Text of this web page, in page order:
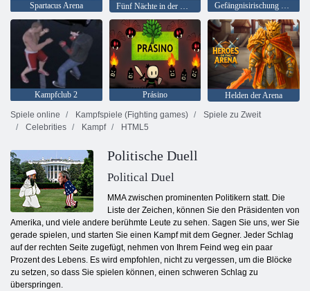
Spartacus Arena Fünf Nächte in der Old Toy Factory 2020 Gefängnisirischung 2020
Kampfclub 2 Prásino
Helden der Arena
Spiele online
Kampfspiele (Fighting games)
Spiele zu Zweit
Celebrities
Kampf HTML5
Politische Duell
Political Duel
MMA zwischen prominenten Politikern statt. Die
Liste der Zeichen, können Sie den Präsidenten von
Amerika, und viele andere berühmte Leute zu sehen. Sagen Sie uns, wer Sie
gerade spielen, und starten Sie einen Kampf mit dem Gegner. Jeder Schlag
auf der rechten Seite zugefügt, nehmen von Ihrem Feind weg ein paar
Prozent des Lebens. Es wird empfohlen, nicht zu vergessen, um die Blöcke
zu setzen, so dass Sie spielen können, einen schweren Schlag zu
überspringen.